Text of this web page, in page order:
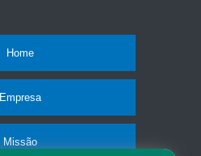
Home
Empresa
Missão